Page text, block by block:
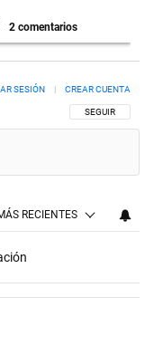
2 comentarios
SIGA ESTA
SEGUIR
SESIÓN CREAR CUENTA
RECIENTES
en los
con 3 comentarios.